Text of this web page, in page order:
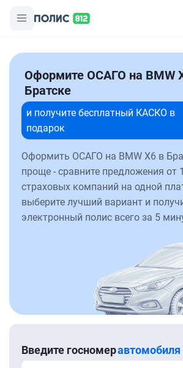
Оформите ОСАГО на BMW
Братске
и получите бесплатный КАСКО в
подарок
Оформить ОСАГО на BMW X6 в
проще - сравните предложения от
страховых компаний на одной
выберите лучший вариант и
электронный полис всего за 5
Введите госномеравтомобиля